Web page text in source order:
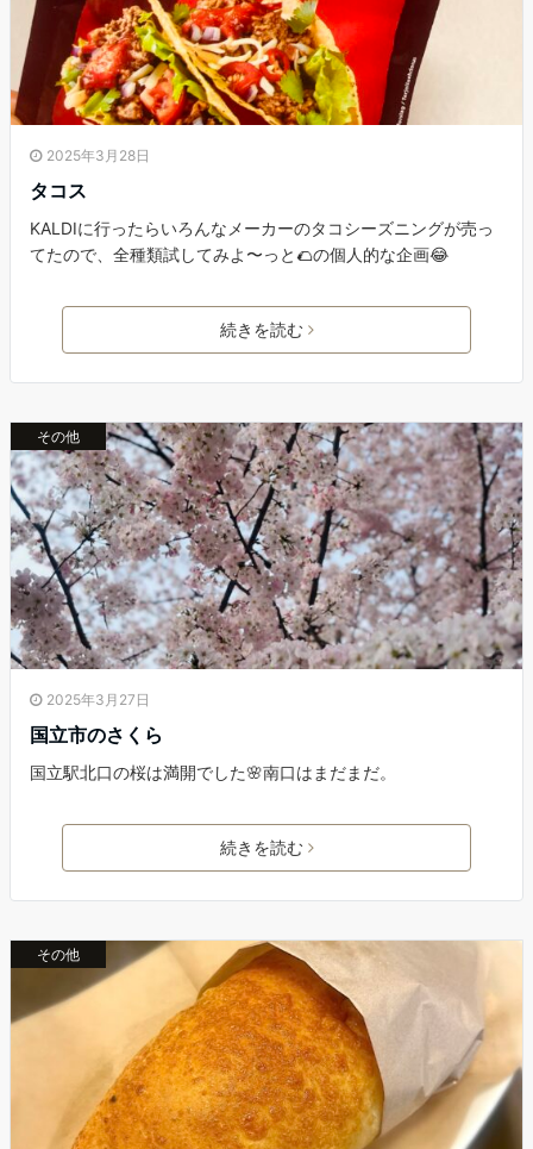
2025年3月28日
タコス
KALDIに行ったらいろんなメーカーのタコシーズニングが売っ
てたので、全種類試してみよ〜っと🌮の個人的な企画😂
続きを読む
その他
2025年3月27日
国立市のさくら
国立駅北口の桜は満開でした🌸南口はまだまだ。
続きを読む
その他